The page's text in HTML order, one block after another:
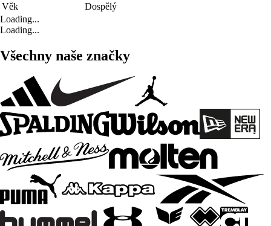
Věk
Dospělý
Loading...
Loading...
Všechny naše značky